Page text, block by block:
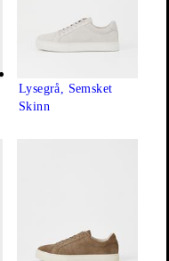
Lysegrå, Semsket
Skinn